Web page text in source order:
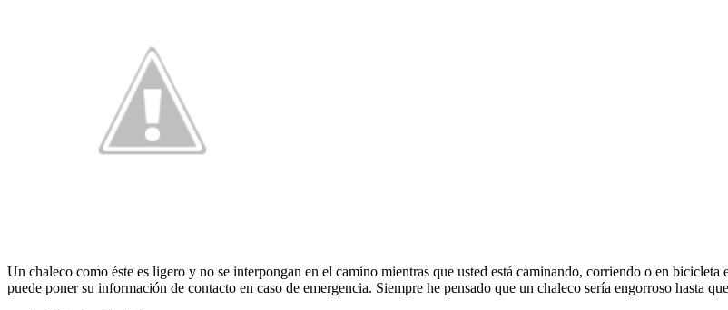
Un chaleco como éste es ligero y no se interpongan en el camino mientras que usted está caminando, corriendo o en
puede poner su información de contacto en caso de emergencia. Siempre he pensado que un chaleco sería engorroso hasta